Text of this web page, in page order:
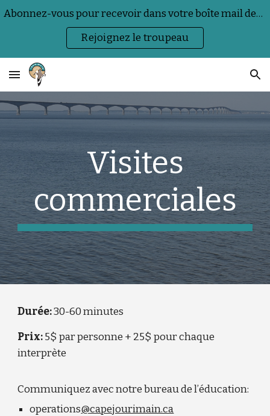
Skip to main content
Abonnez-vous pour recevoir dans votre boîte mail des actualités sur la nature, la faune sauvage et les événements.
Rejoignez le troupeau
Visites
commerciales
Durée:30-60 minutes
Prix:5$ par personne + 25$ pour chaque
interprète
Communiquez avec notre bureau de l’éducation:
operations@capejourimain.ca